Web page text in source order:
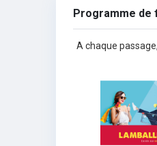
Programme de
A chaque